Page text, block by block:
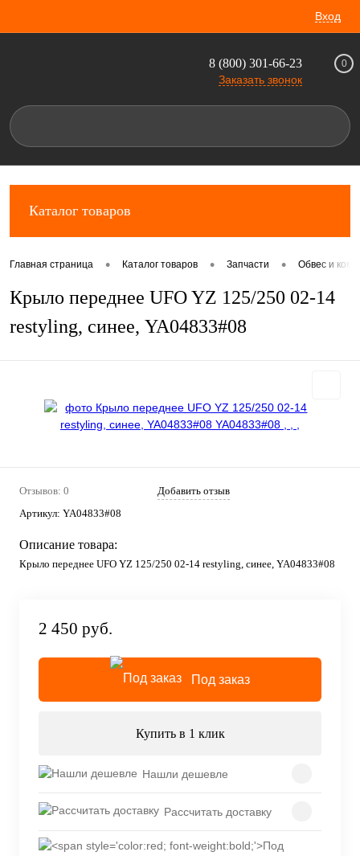
Вход
8 (800) 301-66-23
Заказать звонок
0
Каталог товаров
Главная страница • Каталог товаров • Запчасти • Обвес и
Крыло переднее UFO YZ 125/250 02-14
restyling, синее, YA04833#08
Отзывов: 0
Добавить отзыв
Артикул: YA04833#08
Описание товара:
Крыло переднее UFO YZ 125/250 02-14 restyling, синее, YA04833#08
2 450 руб.
Под заказ
Купить в 1 клик
Нашли дешевле
Рассчитать доставку